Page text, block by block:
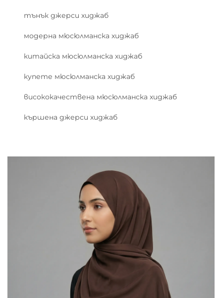
тънък джерси хиджаб
модерна мюсюлманска хиджаб
китайска мюсюлманска хиджаб
купете мюсюлманска хиджаб
висококачествена мюсюлманска хиджаб
кършена джерси хиджаб